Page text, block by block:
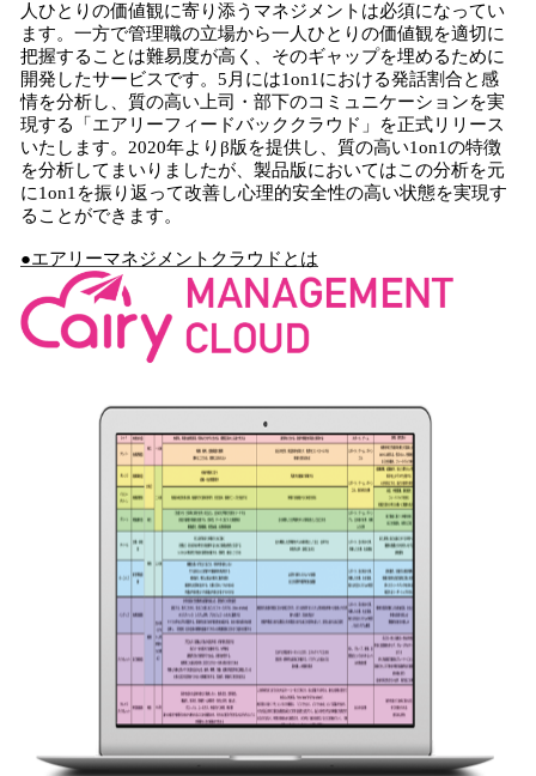
人ひとりの価値観に寄り添うマネジメントは必須になってい
ます。一方で管理職の立場から一人ひとりの価値観を適切に
把握することは難易度が高く、そのギャップを埋めるために
開発したサービスです。5月には1on1における発話割合と感
情を分析し、質の高い上司・部下のコミュニケーションを実
現する「エアリーフィードバッククラウド」を正式リリース
いたします。2020年よりβ版を提供し、質の高い1on1の特徴
を分析してまいりましたが、製品版においてはこの分析を元
に1on1を振り返って改善し心理的安全性の高い状態を実現す
ることができます。
●エアリーマネジメントクラウドとは